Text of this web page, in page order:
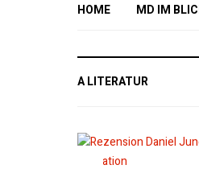
HOME MD IM
A LITERATUR